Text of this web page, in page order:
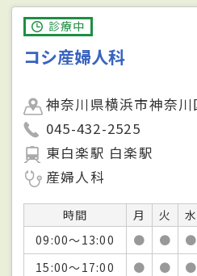
診療中
コシ産婦人科
神奈川県横浜市神奈
045-432-2525
東白楽駅 白楽駅
産婦人科
時間 月 火 水
09:00～13:00
● ● ●
15:00～17:00
● ● ●